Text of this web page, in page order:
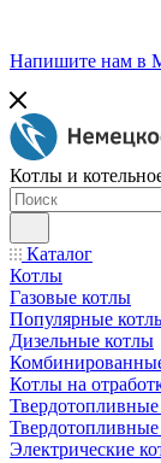
Напишите нам в
Котлы и
Каталог
Котлы
Газовые котлы
Популярные
Дизельные котлы
Котлы на
Электрические